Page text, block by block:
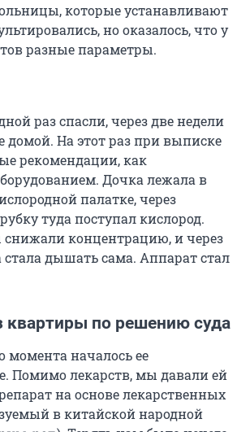
которые устанавливают
но оказалось, что у
разные параметры.
раз спасли, через две недели
домой. На этот раз при выписке
рекомендации, как
Дочка лежала в
палатке, через
туда поступал кислород.
концентрацию, и через
стала дышать сама. Аппарат стал
квартиры по решению суда
момента началось ее
Помимо лекарств, мы давали ей
на основе лекарственных
в китайской народной